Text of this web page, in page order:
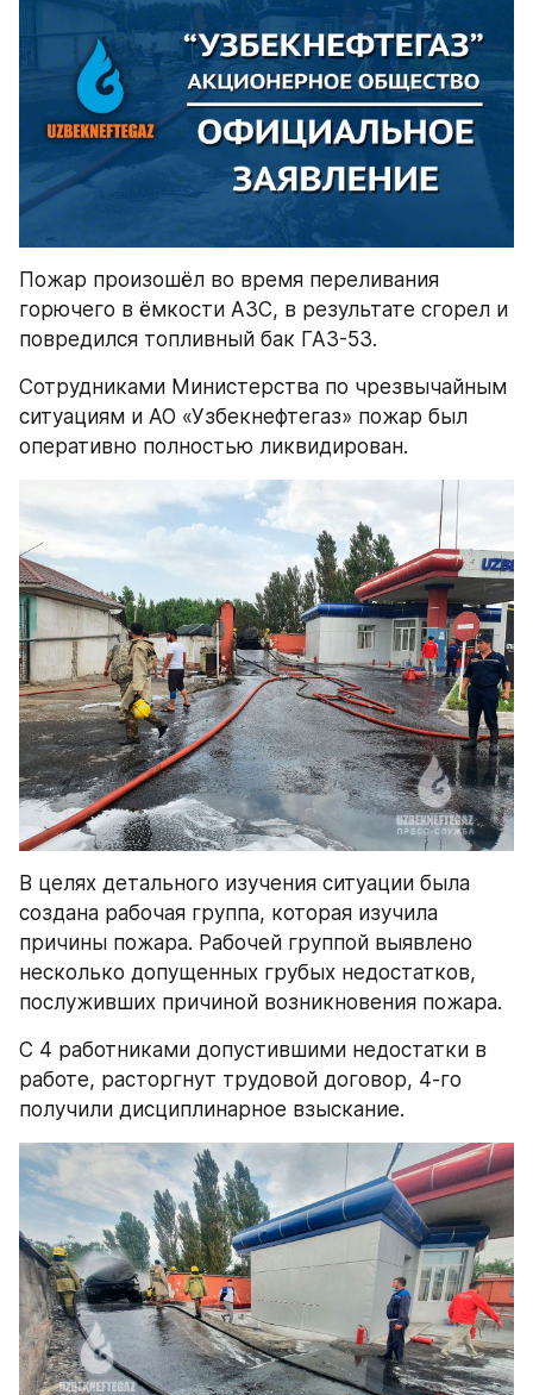
Пожар произошёл во время переливания
горючего в ёмкости АЗС, в результате сгорел и
повредился топливный бак ГАЗ-53.
Сотрудниками Министерства по чрезвычайным
ситуациям и АО «Узбекнефтегаз» пожар был
оперативно полностью ликвидирован.
В целях детального изучения ситуации была
создана рабочая группа, которая изучила
причины пожара. Рабочей группой выявлено
несколько допущенных грубых недостатков,
послуживших причиной возникновения пожара.
С 4 работниками допустившими недостатки в
работе, расторгнут трудовой договор, 4-го
получили дисциплинарное взыскание.